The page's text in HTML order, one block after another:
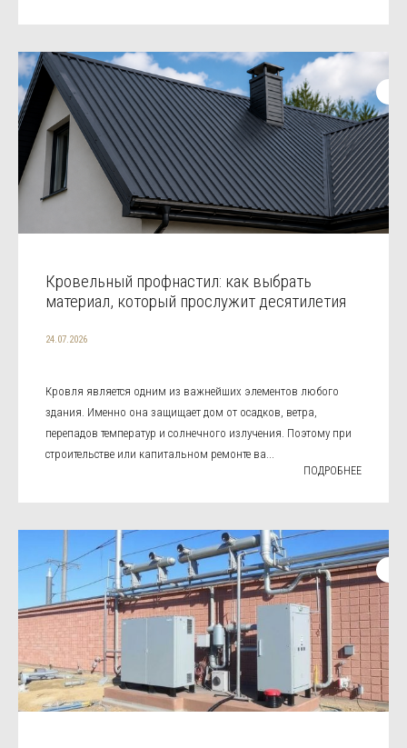
Кровельный профнастил: как выбрать
материал, который прослужит десятилетия
24.07.2026
Кровля является одним из важнейших элементов любого
здания. Именно она защищает дом от осадков, ветра,
перепадов температур и солнечного излучения. Поэтому при
строительстве или капитальном ремонте ва...
ПОДРОБНЕЕ